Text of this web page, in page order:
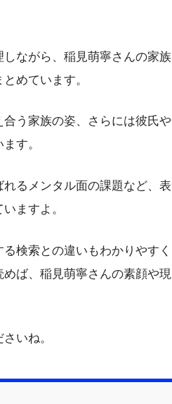
ながら、稲見萌寧さんの家族
めています。
う家族の姿、さらには彼氏や
す。
るメンタル面の課題など、表
ますよ。
検索との違いもわかりやすく
ば、稲見萌寧さんの素顔や現
いね。